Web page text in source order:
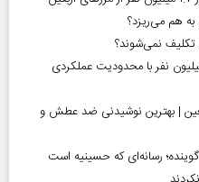
هم می‌ریزد؟
تکلیف نمی‌شوند؟
معلولیت در ایران | بیش از ۱۰.۵ میلیون نفر با محدودیت عملکردی
| بهترین نوشیدنی ضد عطش و
گوینده؛ رسانه‌ای که حسینیه است